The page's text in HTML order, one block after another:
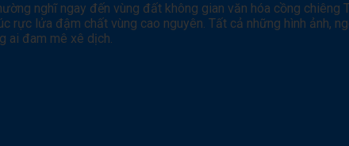
nghĩ ngay đến vùng đất không gian văn hóa cồng
rực lửa đậm chất vùng cao nguyên. Tất cả những hình ảnh,
ai đam mê xê dịch.